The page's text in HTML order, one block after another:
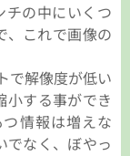
の中にいくつ
、これで画像の
で解像度が低い
小する事ができ
情報は増えな
でなく、ぼやっ